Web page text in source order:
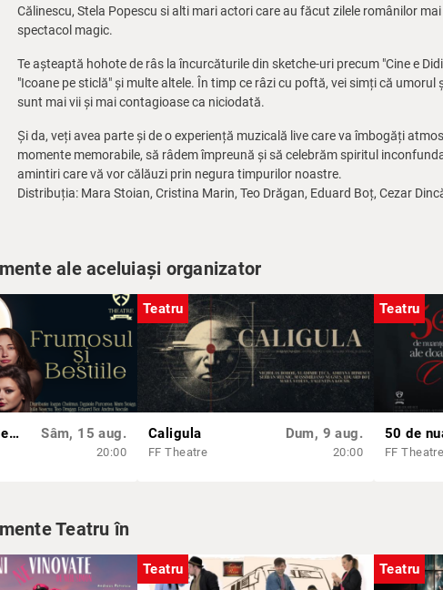
Călinescu, Stela Popescu si alti mari actori care au făcut zilele românilor
spectacol magic.
Te așteaptă hohote de râs la încurcăturile din sketche-uri precum "Cine e
"Icoane pe sticlă" și multe altele. În timp ce râzi cu poftă, vei simți că
sunt mai vii și mai contagioase ca niciodată.
Și da, veți avea parte și de o experiență muzicală live care va îmbogăți
momente memorabile, să râdem împreună și să celebrăm spiritul
amintiri care vă vor călăuzi prin negura timpurilor noastre.
Distribuția: Mara Stoian, Cristina Marin, Teo Drăgan, Eduard Boț, Cezar
ale aceluiași organizator
Frumosul și Bestiile Sâm, 15 aug.
20:00
Teatru
Caligula
FF Theatre
Dum, 9 aug.
20:00
Teatru
FF Theatre
Teatru în
Teatru Teatru